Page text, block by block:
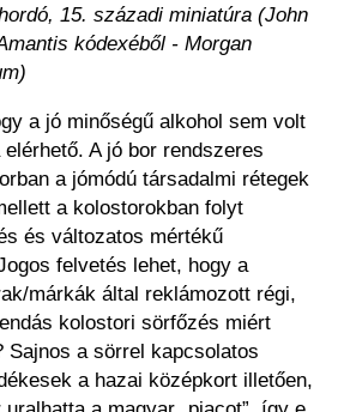
15. századi miniatúra (John
kódexéből - Morgan
a jó minőségű alkohol sem volt
A jó bor rendszeres
a jómódú társadalmi rétegek
a kolostorokban folyt
és változatos mértékű
felvetés lehet, hogy a
márkák által reklámozott régi,
kolostori sörfőzés miért
Sajnos a sörrel kapcsolatos
a hazai középkort illetően,